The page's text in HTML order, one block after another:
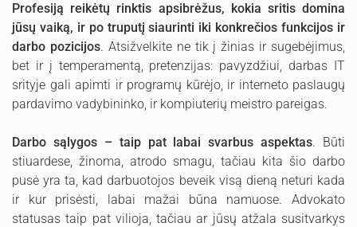
Profesiją reikėtų rinktis apsibrėžus, kokia sritis domina
jūsų vaiką, ir po truputį siaurinti iki konkrečios funkcijos ir
darbo pozicijos. Atsižvelkite ne tik į žinias ir sugebėjimus,
bet ir į temperamentą, pretenzijas: pavyzdžiui, darbas IT
srityje gali apimti ir programų kūrėjo, ir interneto paslaugų
pardavimo vadybininko, ir kompiuterių meistro pareigas.
Darbo sąlygos – taip pat labai svarbus aspektas. Būti
stiuardese, žinoma, atrodo smagu, tačiau kita šio darbo
pusė yra ta, kad darbuotojos beveik visą dieną neturi kada
ir kur prisėsti, labai mažai būna namuose. Advokato
statusas taip pat vilioja, tačiau ar jūsų atžala susitvarkys